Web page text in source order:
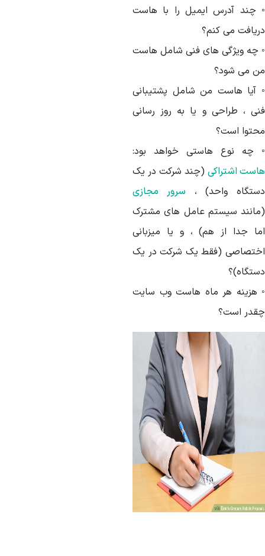
چند آدرس ایمیل را با هاست
می کنم؟
چه ویژگی های فنی شامل هاست
می شود؟
آیا هاست من شامل پشتیبانی
، طراحی و یا به روز رسانی
است؟
چه نوع هاستی خواهد بود:
اشتراکی(چند شرکت در یک
واحد) ،
سرور مجازی
سیستم عامل های مشترک
جدا از هم) ، و یا میزبانی
(فقط یک شرکت در یک
هزینه هر ماه هاست وب سایت
است؟